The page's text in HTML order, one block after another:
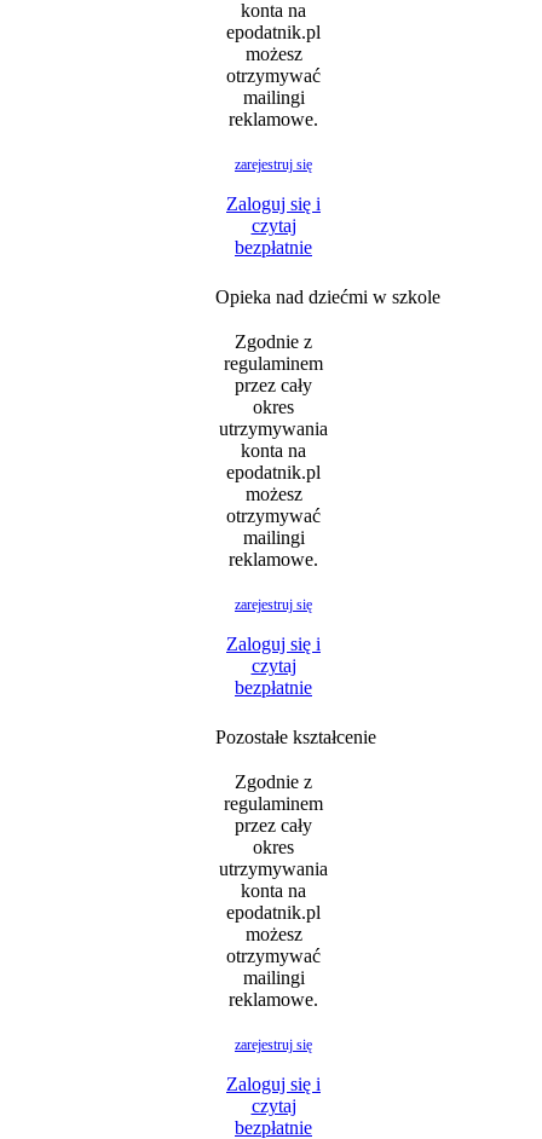
konta na
epodatnik.pl
możesz
otrzymywać
mailingi
reklamowe.
zarejestruj się
Zaloguj się i
czytaj
bezpłatnie
Opieka nad dziećmi w szkole
Zgodnie z
regulaminem
przez cały
okres
utrzymywania
konta na
epodatnik.pl
możesz
otrzymywać
mailingi
reklamowe.
zarejestruj się
Zaloguj się i
czytaj
bezpłatnie
Pozostałe kształcenie
Zgodnie z
regulaminem
przez cały
okres
utrzymywania
konta na
epodatnik.pl
możesz
otrzymywać
mailingi
reklamowe.
zarejestruj się
Zaloguj się i
czytaj
bezpłatnie